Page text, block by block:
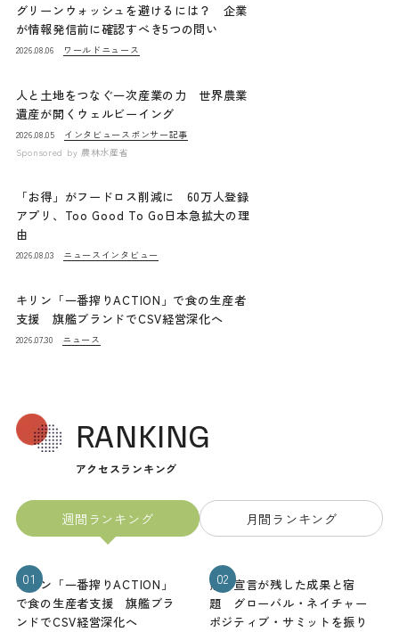
グリーンウォッシュを避けるには？ 企業
が情報発信前に確認すべき5つの問い
2026.08.06 ワールドニュース
人と土地をつなぐ一次産業の力 世界農業
遺産が開くウェルビーイング
2026.08.05 インタビュー スポンサー記事
Sponsored by 農林水産省
「お得」がフードロス削減に 60万人登録
アプリ、Too Good To Go日本急拡大の理
由
2026.08.03 ニュース インタビュー
キリン「一番搾りACTION」で食の生産者
支援 旗艦ブランドでCSV経営深化へ
2026.07.30 ニュース
RANKING
アクセスランキング
週間ランキング 月間ランキング
01
キリン「一番搾りACTION」
で食の生産者支援 旗艦ブラ
ンドでCSV経営深化へ
02
熊本宣言が残した成果と宿
題 グローバル・ネイチャー
ポジティブ・サミットを振り